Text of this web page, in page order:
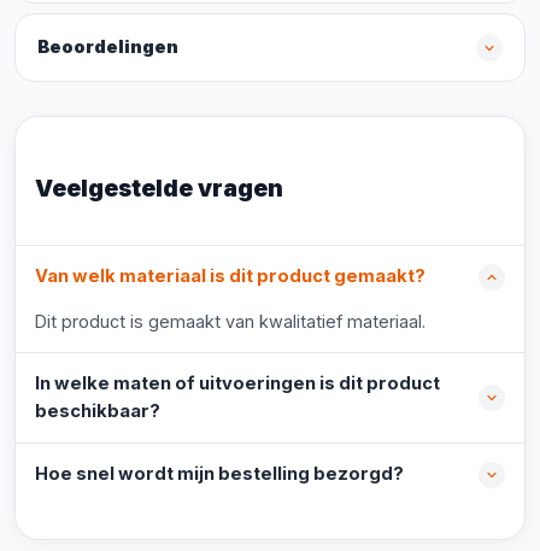
Beoordelingen
Veelgestelde vragen
Van welk materiaal is dit product gemaakt?
Dit product is gemaakt van kwalitatief materiaal.
In welke maten of uitvoeringen is dit product
beschikbaar?
Hoe snel wordt mijn bestelling bezorgd?